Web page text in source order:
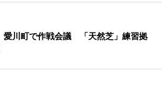
愛川町で作戦会議 「天然芝」練習拠